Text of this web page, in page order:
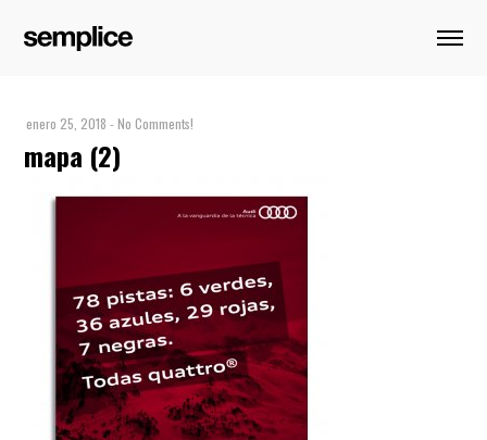
enero 25, 2018 - No Comments!
mapa (2)